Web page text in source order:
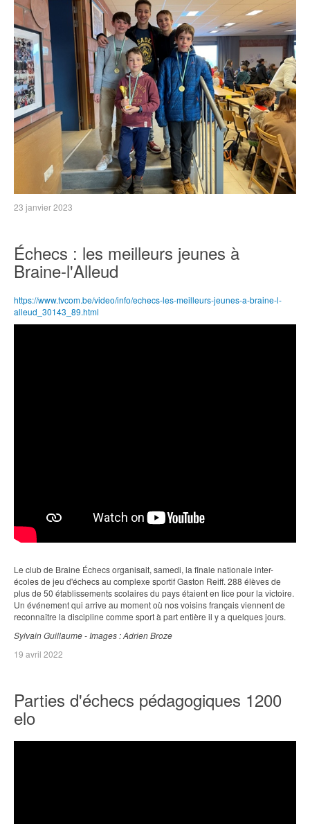
23 janvier 2023
Échecs : les meilleurs jeunes à
Braine-l'Alleud
https://www.tvcom.be/video/info/echecs-les-meilleurs-jeunes-a-braine-l-
alleud_30143_89.html
Le club de Braine Échecs organisait, samedi, la finale nationale inter-
écoles de jeu d'échecs au complexe sportif Gaston Reiff. 288 élèves de
plus de 50 établissements scolaires du pays étaient en lice pour la victoire.
Un événement qui arrive au moment où nos voisins français viennent de
reconnaître la discipline comme sport à part entière il y a quelques jours.
Sylvain Guillaume - Images : Adrien Broze
19 avril 2022
Parties d'échecs pédagogiques 1200
elo